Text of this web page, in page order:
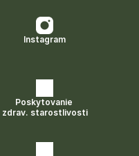
Instagram
Poskytovanie
zdrav. starostlivosti